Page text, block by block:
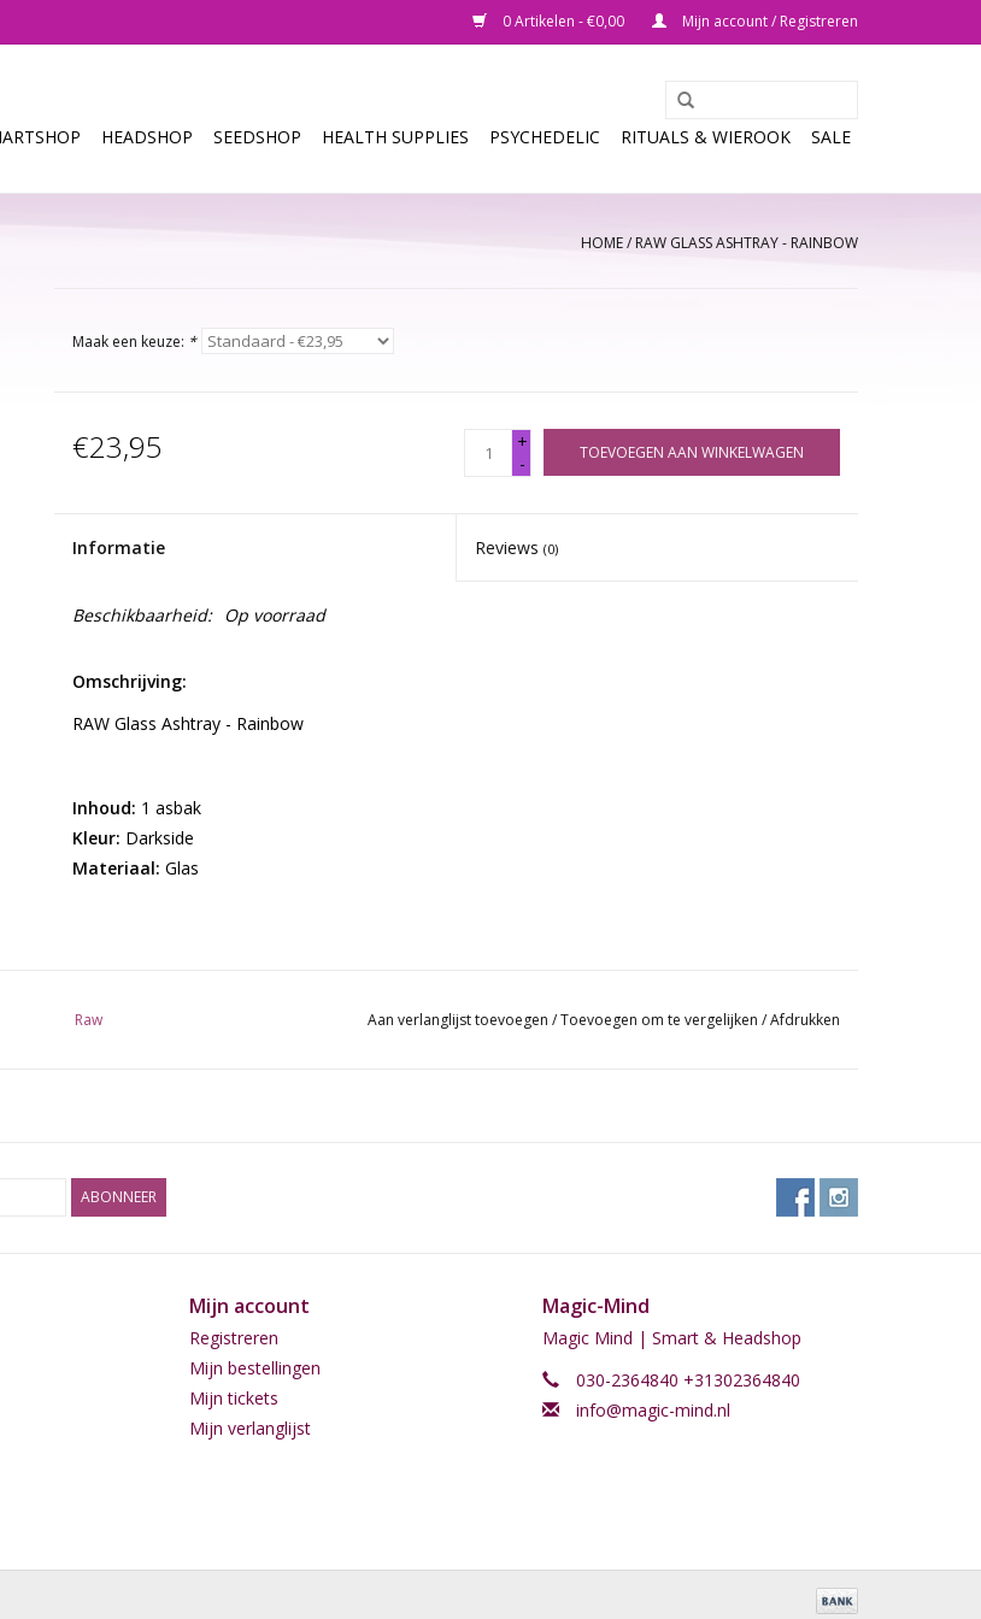
0 Artikelen - €0,00 Mijn account / Registreren
HEADSHOP SEEDSHOP HEALTH SUPPLIES PSYCHEDELIC RITUALS & WIEROOK SALE
HOME/RAW GLASS ASHTRAY - RAINBOW
Maak een keuze: *
€23,95
+
-
TOEVOEGEN AAN WINKELWAGEN
Informatie Reviews(0)
Beschikbaarheid: Op voorraad
Omschrijving:
RAW Glass Ashtray - Rainbow
Inhoud: 1 asbak
Kleur: Darkside
Materiaal: Glas
Raw Aan verlanglijst toevoegen /Toevoegen om te vergelijken /Afdrukken
ABONNEER
Mijn account
Registreren
Mijn bestellingen
Mijn tickets
Mijn verlanglijst
Magic-Mind
Magic Mind | Smart & Headshop
030-2364840 +31302364840
info@magic-mind.nl